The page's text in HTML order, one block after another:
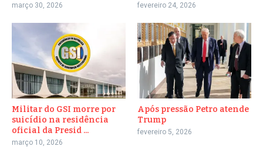
março 30, 2026 fevereiro 24, 2026
Militar do GSI morre por
suicídio na residência
oficial da Presid ...
março 10, 2026
Após pressão Petro atende
Trump
fevereiro 5, 2026